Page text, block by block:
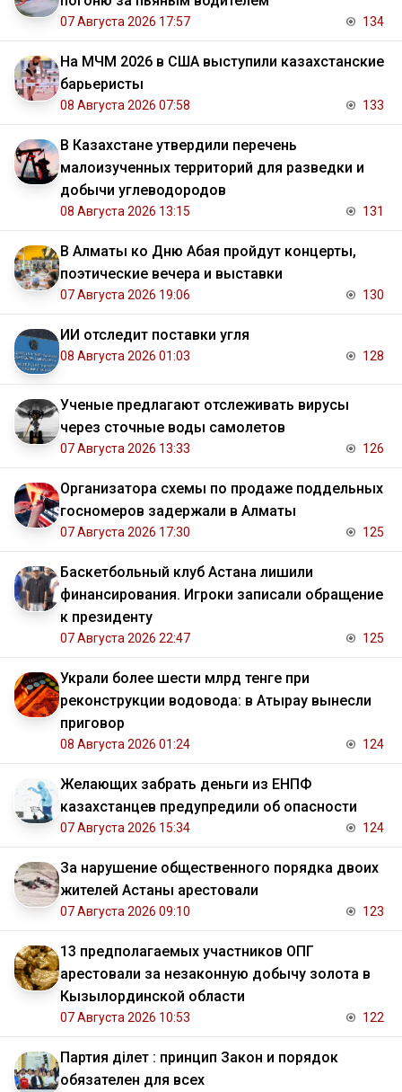
07 Августа 2026 17:57 134
На МЧМ 2026 в США выступили казахстанские
барьеристы
08 Августа 2026 07:58 133
В Казахстане утвердили перечень
малоизученных территорий для разведки и
добычи углеводородов
08 Августа 2026 13:15 131
В Алматы ко Дню Абая пройдут концерты,
поэтические вечера и выставки
07 Августа 2026 19:06 130
ИИ отследит поставки угля
08 Августа 2026 01:03 128
Ученые предлагают отслеживать вирусы
через сточные воды самолетов
07 Августа 2026 13:33 126
Организатора схемы по продаже поддельных
госномеров задержали в Алматы
07 Августа 2026 17:30 125
Баскетбольный клуб Астана лишили
финансирования. Игроки записали обращение
к президенту
07 Августа 2026 22:47 125
Украли более шести млрд тенге при
реконструкции водовода: в Атырау вынесли
приговор
08 Августа 2026 01:24 124
Желающих забрать деньги из ЕНПФ
казахстанцев предупредили об опасности
07 Августа 2026 15:34 124
За нарушение общественного порядка двоих
жителей Астаны арестовали
07 Августа 2026 09:10 123
13 предполагаемых участников ОПГ
арестовали за незаконную добычу золота в
Кызылординской области
07 Августа 2026 10:53 122
Партия Әділет : принцип Закон и порядок
обязателен для всех